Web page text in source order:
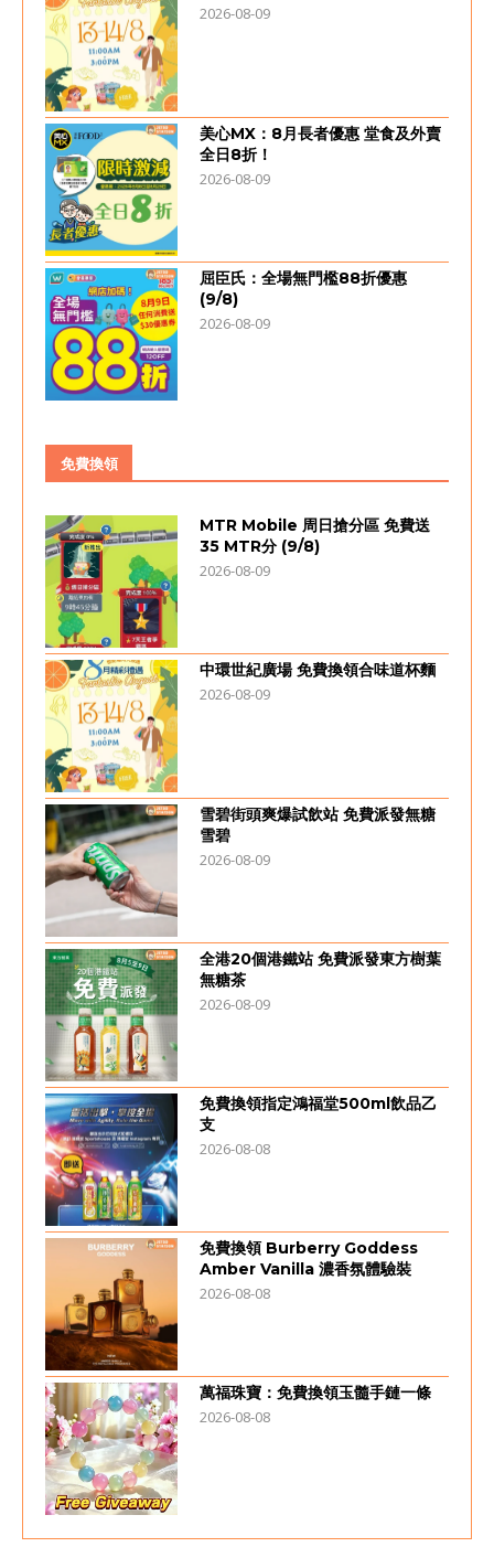
2026-08-09
美心MX：8月長者優惠 堂食及外賣
全日8折！
2026-08-09
屈臣氏：全場無門檻88折優惠
(9/8)
2026-08-09
免費換領
MTR Mobile 周日搶分區 免費送
35 MTR分 (9/8)
2026-08-09
中環世紀廣場 免費換領合味道杯麵
2026-08-09
雪碧街頭爽爆試飲站 免費派發無糖
雪碧
2026-08-09
全港20個港鐵站 免費派發東方樹葉
無糖茶
2026-08-09
免費換領指定鴻福堂500ml飲品乙
支
2026-08-08
免費換領 Burberry Goddess
Amber Vanilla 濃香氛體驗裝
2026-08-08
萬福珠寶：免費換領玉髓手鏈一條
2026-08-08